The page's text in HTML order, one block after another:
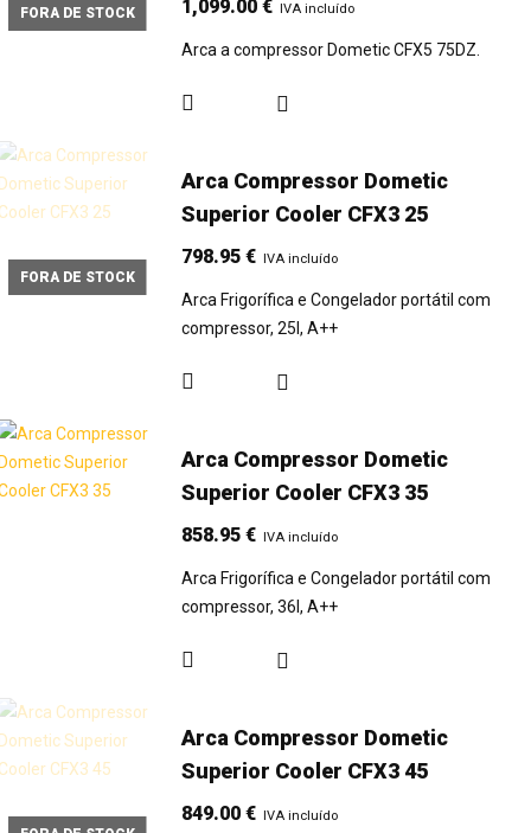
FORA DE STOCK 1,099.00€ IVA incluído
Arca a compressor Dometic CFX5 75DZ.
FORA DE STOCK
Arca Compressor Dometic
Superior Cooler CFX3 25
798.95€ IVA incluído
Arca Frigorífica e Congelador portátil com
compressor, 25l, A++
Arca Compressor Dometic
Superior Cooler CFX3 35
858.95€ IVA incluído
Arca Frigorífica e Congelador portátil com
compressor, 36l, A++
Arca Compressor Dometic
Superior Cooler CFX3 45
849.00€ IVA incluído